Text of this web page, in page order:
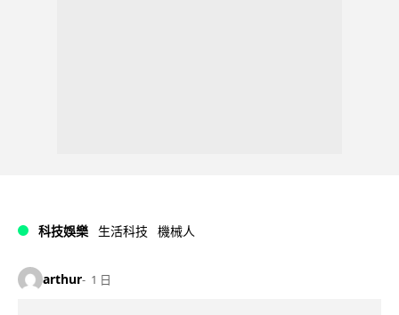
科技娛樂 生活科技 機械人
arthur 1 日